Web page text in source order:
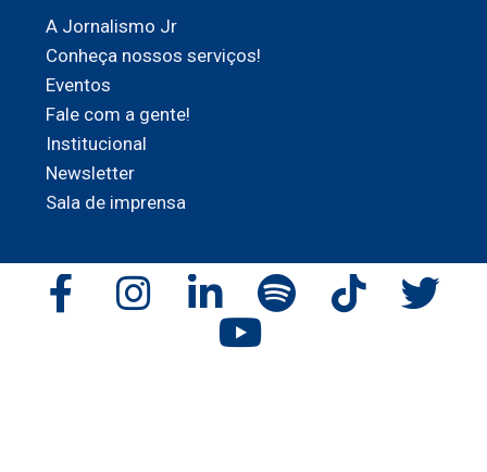
A Jornalismo Jr
Conheça nossos serviços!
Eventos
Fale com a gente!
Institucional
Newsletter
Sala de imprensa